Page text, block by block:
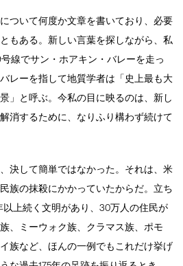
ついて何度か文章を書いており、必要
もある。新しい言葉を探しながら、私
線でサン・ホアキン・バレーを走っ
レーを指して地質学者は「史上最も大
」と呼ぶ。今私の目に映るのは、新し
消するために、なりふり構わず続けて
決して簡単ではなかった。それは、米
族の抹殺にかかっていたからだ。立ち
以上続く文明があり、30万人の住民が
、ミーウォク族、クラマス族、ポモ
族など、ほんの一例でもこれだけ挙げ